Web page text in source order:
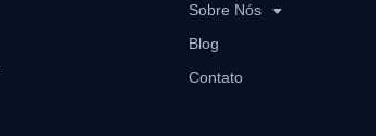
Sobre Nós
Blog
Contato